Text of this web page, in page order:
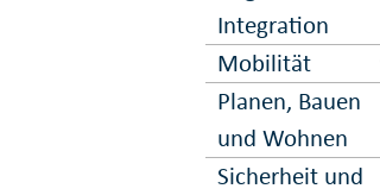
Inte­gration
Mobilität
Planen, Bauen
und Wohnen
Sicher­heit und